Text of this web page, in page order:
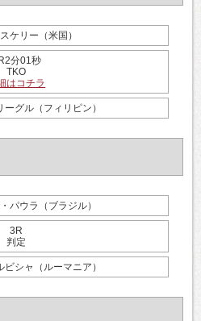
ケリー（米国）
分01秒
TKO
はコチラ
グル（フィリピン）
パウラ（ブラジル）
3R
判定
シャ（ルーマニア）